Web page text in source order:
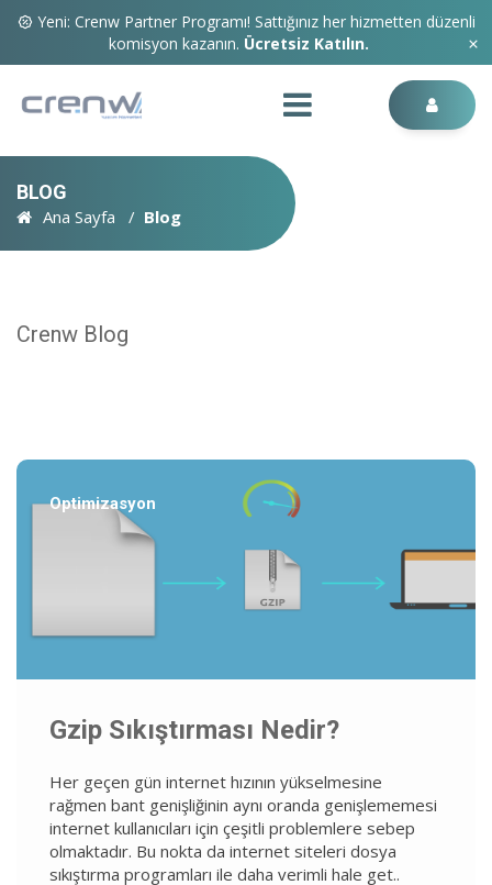
Yeni: Crenw Partner Programı! Sattığınız her hizmetten düzenli
komisyon kazanın. Ücretsiz Katılın.
BLOG
Ana Sayfa Blog
Crenw Blog
Optimizasyon
Gzip Sıkıştırması Nedir?
Her geçen gün internet hızının yükselmesine
rağmen bant genişliğinin aynı oranda genişlememesi
internet kullanıcıları için çeşitli problemlere sebep
olmaktadır. Bu nokta da internet siteleri dosya
sıkıştırma programları ile daha verimli hale get..